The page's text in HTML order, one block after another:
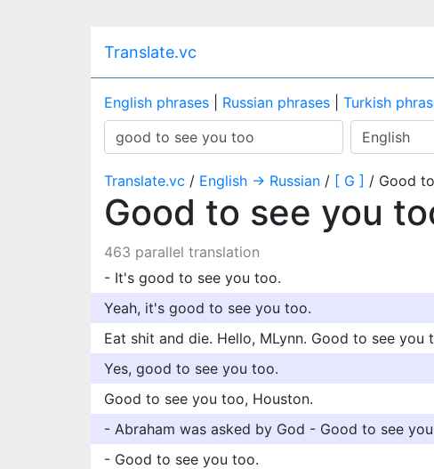
Translate.vc
English phrases Russian phrases
Turkish
Translate.vc / English → Russian / [ G ] / Good
Good to see you
463 parallel translation
- It's good to see you too.
Yeah, it's good to see you too.
Eat shit and die. Hello, MLynn. Good to see you
Yes, good to see you too.
Good to see you too, Houston.
- Abraham was asked by God - Good to see
- Good to see you too.